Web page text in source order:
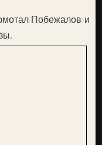
Побежалов и